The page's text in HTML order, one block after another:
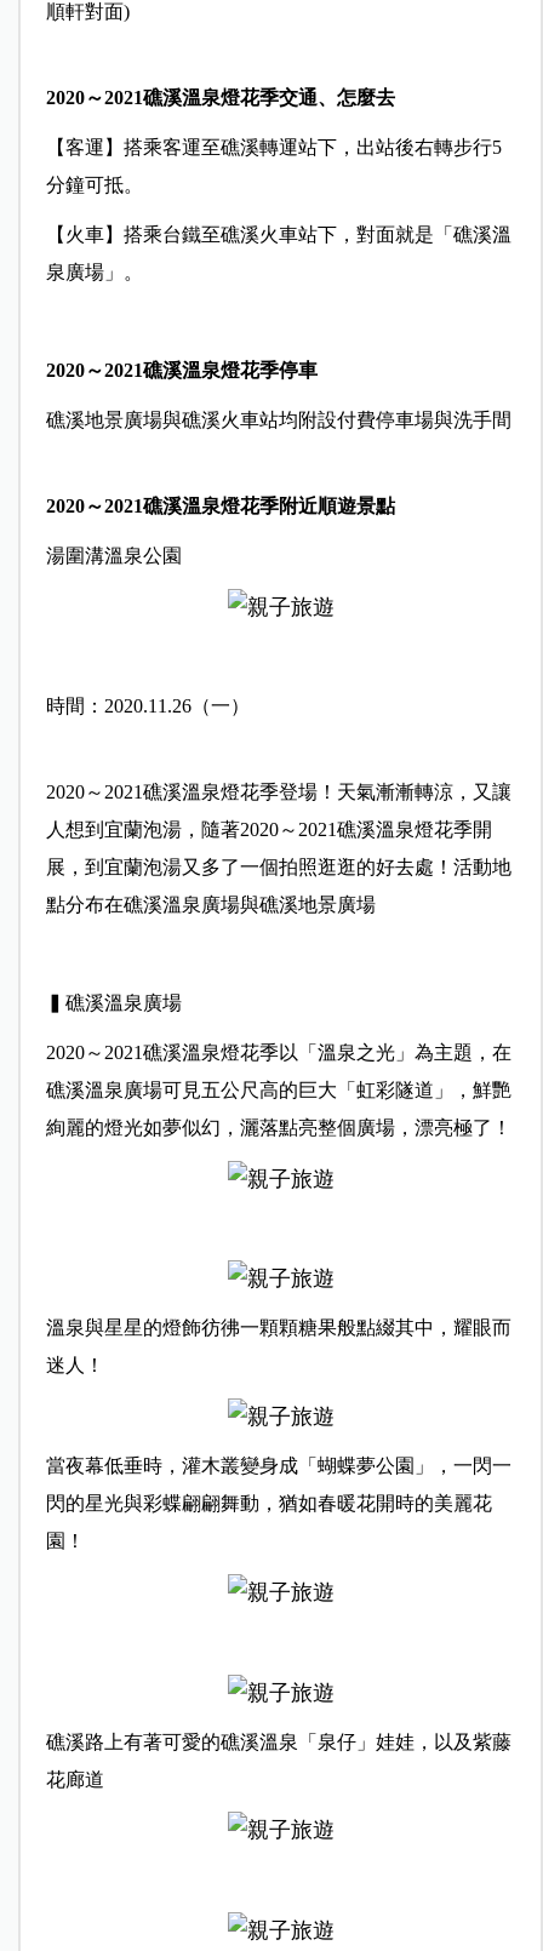
順軒對面)
2020～2021礁溪溫泉燈花季交通、怎麼去
【客運】 搭乘客運至礁溪轉運站下，出站後右轉步行5
分鐘可抵。
【火車】 搭乘台鐵至礁溪火車站下，對面就是「礁溪溫
泉廣場」。
2020～2021礁溪溫泉燈花季停車
礁溪地景廣場與礁溪火車站均附設付費停車場與洗手間
2020～2021礁溪溫泉燈花季附近順遊景點
湯圍溝溫泉公園
時間：2020.11.26（一）
2020～2021礁溪溫泉燈花季登場！天氣漸漸轉涼，又讓
人想到宜蘭泡湯，隨著2020～2021礁溪溫泉燈花季開
展，到宜蘭泡湯又多了一個拍照逛逛的好去處！活動地
點分布在礁溪溫泉廣場與礁溪地景廣場
▍礁溪溫泉廣場
2020～2021礁溪溫泉燈花季以「溫泉之光」為主題，在
礁溪溫泉廣場可見五公尺高的巨大「虹彩隧道」，鮮艷
絢麗的燈光如夢似幻，灑落點亮整個廣場，漂亮極了！
溫泉與星星的燈飾彷彿一顆顆糖果般點綴其中，耀眼而
迷人！
當夜幕低垂時，灌木叢變身成「蝴蝶夢公園」，一閃一
閃的星光與彩蝶翩翩舞動，猶如春暖花開時的美麗花
園！
礁溪路上有著可愛的礁溪溫泉「泉仔」娃娃，以及紫藤
花廊道